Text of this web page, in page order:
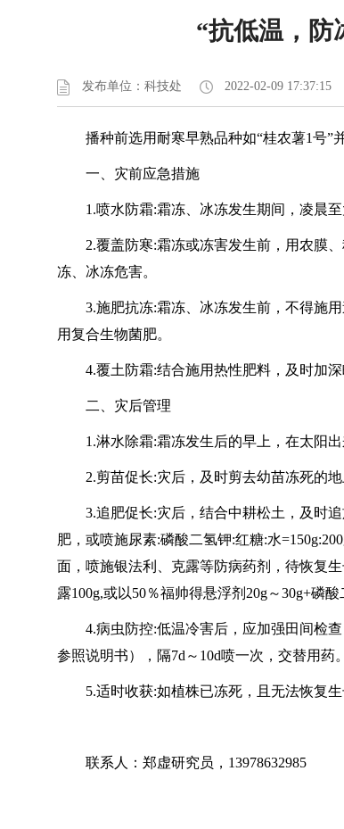
“抗低温，防
发布单位：科技处 2022-02-09 17:37:15
播种前选用耐寒早熟品种如“桂农薯1号”
一、灾前应急措施
1.喷水防霜:霜冻、冰冻发生期间，凌晨
2.覆盖防寒:霜冻或冻害发生前，用农膜
冻、冰冻危害。
3.施肥抗冻:霜冻、冰冻发生前，不得施
用复合生物菌肥。
4.覆土防霜:结合施用热性肥料，及时加
二、灾后管理
1.淋水除霜:霜冻发生后的早上，在太阳
2.剪苗促长:灾后，及时剪去幼苗冻死的
3.追肥促长:灾后，结合中耕松土，及时
肥，或喷施尿素:磷酸二氢钾:红糖:水
面，喷施银法利、克露等防病药剂，待恢复
露100g,或以50％福帅得悬浮剂20g～30g+磷
4.病虫防控:低温冷害后，应加强田间检
参照说明书），隔7d～10d喷一次，交替用药。
5.适时收获:如植株已冻死，且无法恢复
联系人：郑虚研究员，13978632985